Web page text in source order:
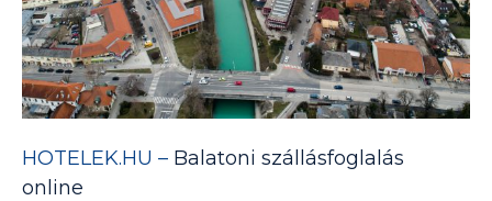
HOTELEK.HU – Balatoni szállásfoglalás
online